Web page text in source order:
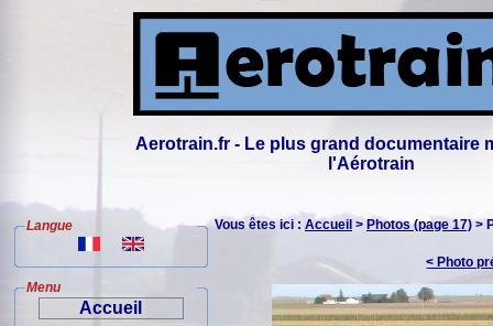
Aerotrain.fr - Le plus grand documentaire
l'Aérotrain
Langue
Menu
Accueil
Vous êtes ici : Accueil > Photos (page 17) >
< Photo